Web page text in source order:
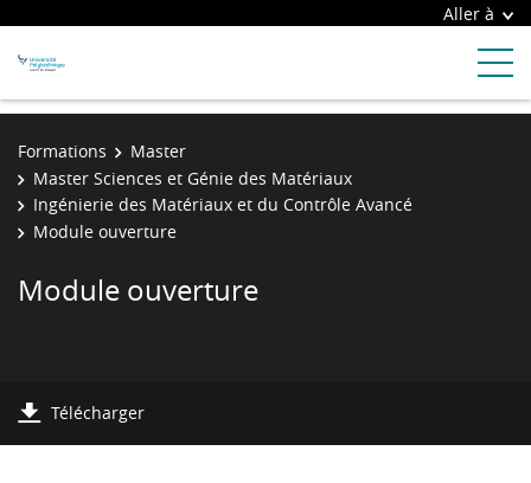
Aller à
Formations
Master
Master Sciences et Génie des Matériaux
Ingénierie des Matériaux et du Contrôle Avancé
Module ouverture
Module ouverture
Télécharger